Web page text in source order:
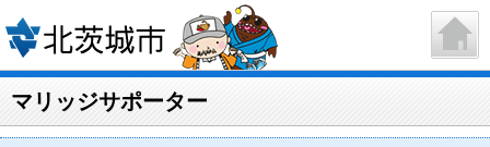
マリッジサポーター